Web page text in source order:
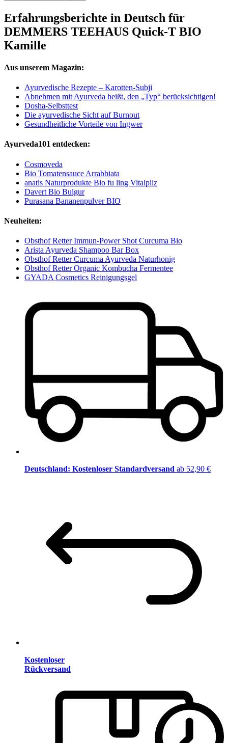
Erfahrungsberichte in Deutsch für
DEMMERS TEEHAUS Quick-T BIO
Kamille
Aus unserem Magazin:
Ayurvedische Rezepte – Karotten-Subji
Abnehmen mit Ayurveda heißt, den „Typ“ berücksichtigen!
Dosha-Selbsttest
Die ayurvedische Sicht auf Burnout
Gesundheitliche Vorteile von Ingwer
Ayurveda101 entdecken:
Cosmoveda
Bio Tomatensauce Arrabbiata
anatis Naturprodukte Bio fu ling Vitalpilz
Davert Bio Bulgur
Purasana Bananenpulver BIO
Neuheiten:
Obsthof Retter Immun-Power Shot Curcuma Bio
Arista Ayurveda Shampoo Bar Box
Obsthof Retter Curcuma Ayurveda Naturhonig
Obsthof Retter Organic Kombucha Fermentee
GYADA Cosmetics Reinigungsgel
Deutschland: Kostenloser Standardversand ab 52,90 €
Kostenloser
Rückversand